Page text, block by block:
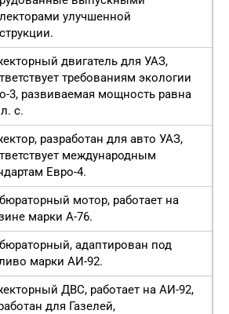
улучшенной
двигатель для УАЗ,
требованиям экологии
3, развиваемая мощность равна
с.
разработан для авто УАЗ,
международным
Евро-4.
мотор, работает на
марки А-76.
адаптирован под
марки АИ-92.
ДВС, работает на АИ-92,
для Газелей,